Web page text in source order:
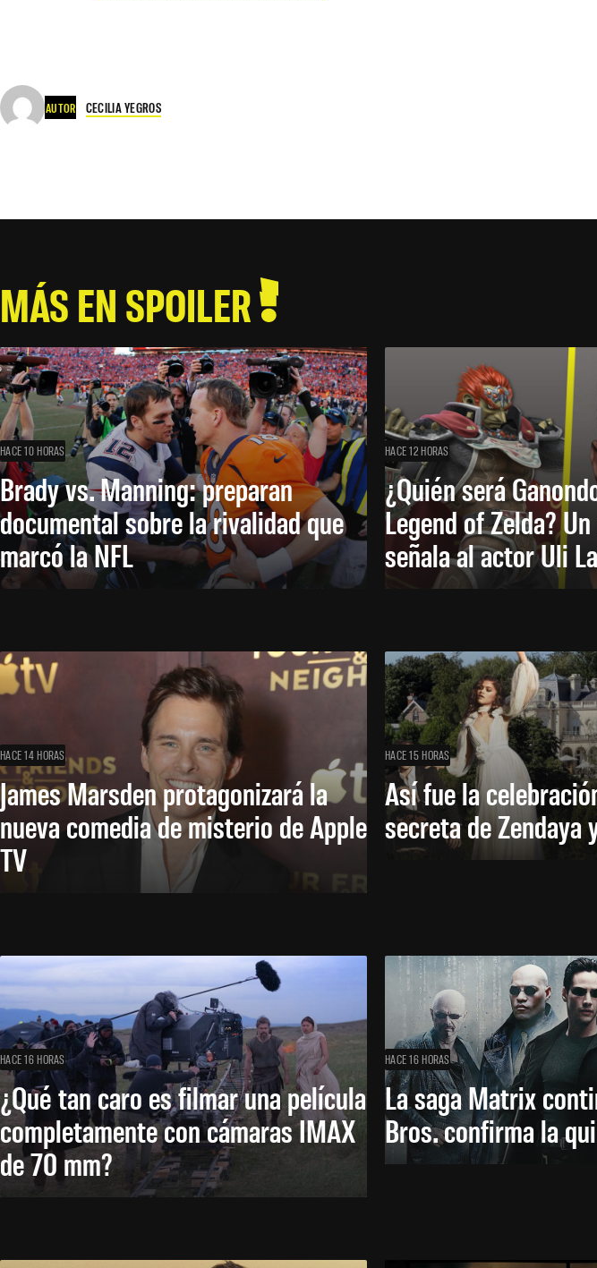
AUTOR CECILIA YEGROS
MÁS EN SPOILER
HACE 10 HORAS
Brady vs. Manning: preparan
documental sobre la rivalidad que
marcó la NFL
HACE 12 HORAS
¿Quién será
Legend of Zelda?
señala al actor Uli
HACE 14 HORAS
James Marsden protagonizará la
nueva comedia de misterio de Apple
TV
HACE 15 HORAS
Así fue la
secreta de Zendaya
HACE 16 HORAS
¿Qué tan caro es filmar una película
completamente con cámaras IMAX
de 70 mm?
HACE 16 HORAS
La saga Matrix
Bros. confirma la